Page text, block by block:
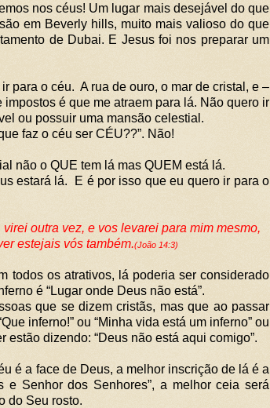
nos céus! Um lugar mais desejável do que
em Beverly hills, muito mais valioso do que
de Dubai. E Jesus foi nos preparar um
para o céu. A rua de ouro, o mar de cristal, e –
é que me atraem para lá. Não quero ir
ou possuir uma mansão celestial.
faz o céu ser CÉU??”. Não!
não o QUE tem lá mas QUEM está lá.
estará lá. E é por isso que eu quero ir para o
outra vez, e vos levarei para mim mesmo,
estejais vós também.(João 14:3)
todos os atrativos, lá poderia ser considerado
é “Lugar onde Deus não está”.
que se dizem cristãs, mas que ao passar
inferno!” ou “Minha vida está um inferno” ou
estão dizendo: “Deus não está aqui comigo”.
é a face de Deus, a melhor inscrição de lá é a
Senhor dos Senhores”, a melhor ceia será
do Seu rosto.